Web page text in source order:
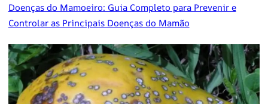
Doenças do Mamoeiro: Guia Completo para Prevenir e
Controlar as Principais Doenças do Mamão